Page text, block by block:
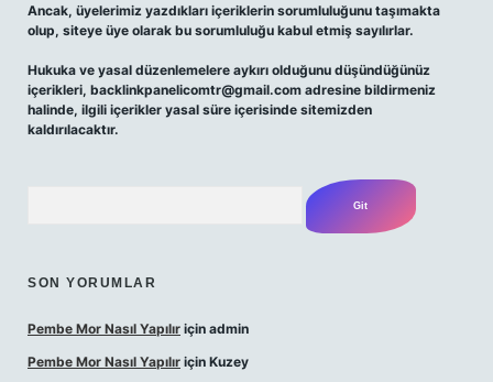
Ancak, üyelerimiz yazdıkları içeriklerin sorumluluğunu taşımakta
olup, siteye üye olarak bu sorumluluğu kabul etmiş sayılırlar.
Hukuka ve yasal düzenlemelere aykırı olduğunu düşündüğünüz
içerikleri, backlinkpanelicomtr@gmail.com adresine bildirmeniz
halinde, ilgili içerikler yasal süre içerisinde sitemizden
kaldırılacaktır.
SON YORUMLAR
Pembe Mor Nasıl Yapılır için admin
Pembe Mor Nasıl Yapılır için Kuzey